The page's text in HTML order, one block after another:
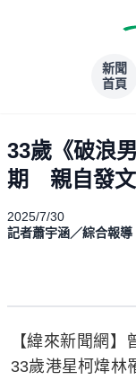
新聞
首頁
33歲《破浪
期 親自發文
2025/7/30
記者蕭宇涵／綜合報導
【緯來新聞網
33歲港星柯煒林